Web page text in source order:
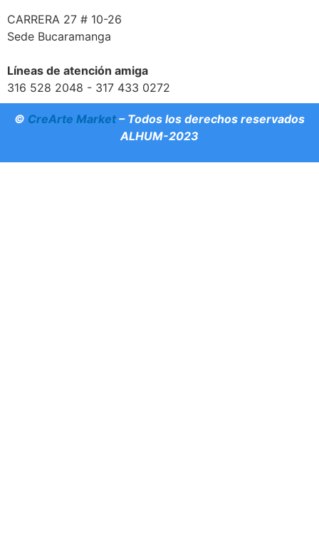
CARRERA 27 # 10-26
Sede Bucaramanga
Líneas de atención amiga
316 528 2048 - 317 433 0272
© CreArte Market – Todos los derechos reservados
ALHUM-2023